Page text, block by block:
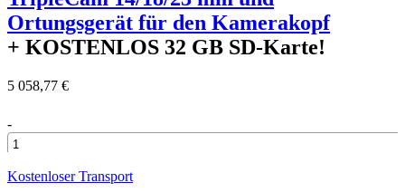
Ortungsgerät für den Kamerakopf
+ KOSTENLOS 32 GB SD-Karte!
5 058,77 €
-
+
Kostenloser Transport